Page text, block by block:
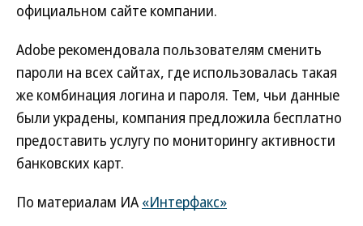
официальном сайте компании.
Adobe рекомендовала пользователям сменить
пароли на всех сайтах, где использовалась такая
же комбинация логина и пароля. Тем, чьи данные
были украдены, компания предложила бесплатно
предоставить услугу по мониторингу активности
банковских карт.
По материалам ИА «Интерфакс»